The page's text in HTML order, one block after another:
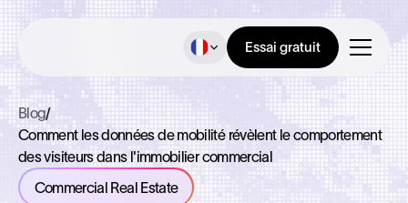
Essai gratuit
Blog/
Comment les données de mobilité révèlent le comportement
des visiteurs dans l'immobilier commercial
Commercial Real Estate